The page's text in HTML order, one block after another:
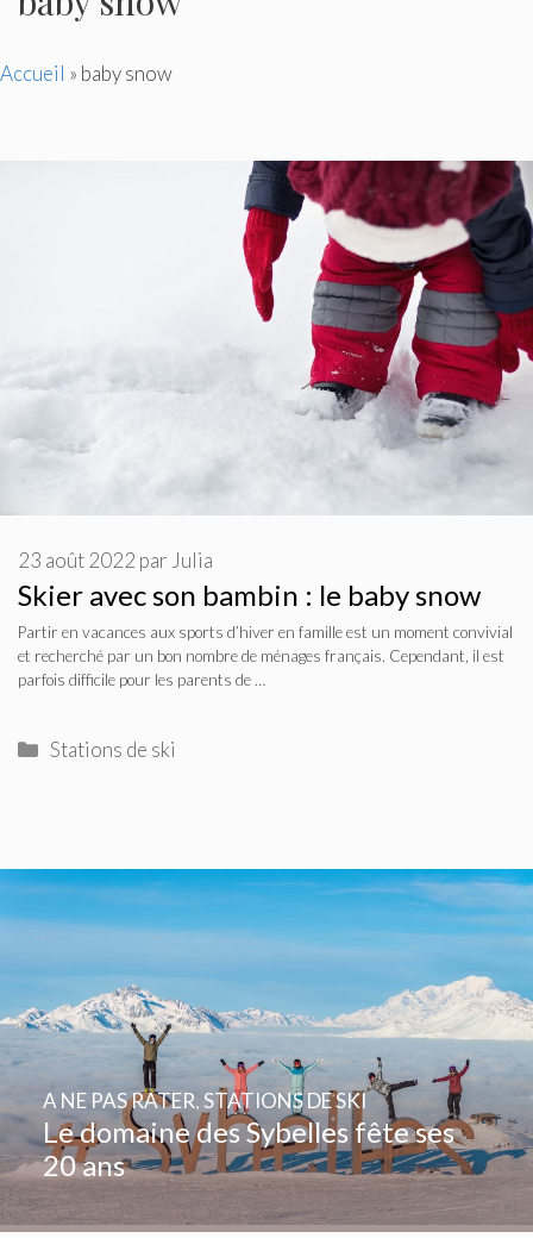
Accueil » baby snow
Skier avec son bambin : le baby snow
23 août 2022 par Julia
Partir en vacances aux sports d’hiver en famille est un moment convivial
et recherché par un bon nombre de ménages français. Cependant, il est
parfois difficile pour les parents de …
Catégories
Stations de ski
Le domaine des Sybelles fête ses
20 ans
A NE PAS RATER,STATIONS DE SKI